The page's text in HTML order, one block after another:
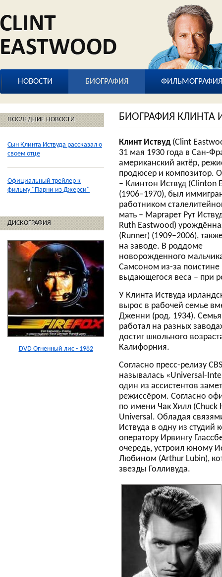
НОВОСТИ БИОГРАФИЯ ФИЛЬМОГРАФИЯ
ПОСЛЕДНИЕ НОВОСТИ
Сын Клинта Иствуда рассказал о
своем отце
Официальный трейлер к
фильму "Парни из Джерси"
ДИСКОГРАФИЯ
DVD Огненный лис - 1982
БИОГРАФИЯ КЛИНТА
Клинт Иствуд(Clint
31 мая 1930 года в Сан-
американский актёр,
продюсер и композитор.
– Клинтон Иствуд (Clinton
(1906–1970), был
работником
мать – Маргарет Рут
Ruth Eastwood)
(Runner) (1909–2006),
на заводе. В роддоме
новорожденного
Самсоном из-за поистине
выдающегося веса – при
У Клинта Иствуда
вырос в рабочей семье
Дженни (род. 1934). Семья
работал на разных
достиг школьного
Калифорния.
Согласно пресс-релизу
называлась «Universal-
один из ассистентов
режиссёром. Согласно
по имени Чак Хилл (Chuck
Universal. Обладая
Иствуда в одну из студий
оператору Ирвингу
очередь, устроил юному
Любином (Arthur Lubin),
звезды Голливуда.